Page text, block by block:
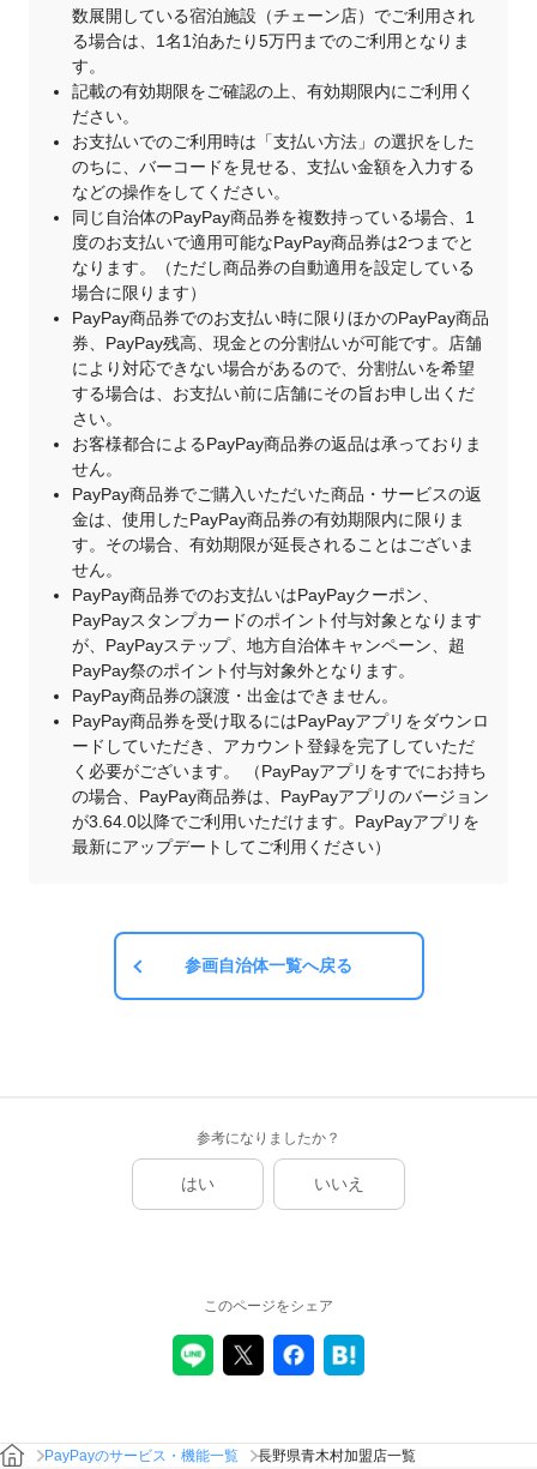
数展開している宿泊施設（チェーン店）でご利用され
る場合は、1名1泊あたり5万円までのご利用となりま
す。
記載の有効期限をご確認の上、有効期限内にご利用く
ださい。
お支払いでのご利用時は「支払い方法」の選択をした
のちに、バーコードを見せる、支払い金額を入力する
などの操作をしてください。
同じ自治体のPayPay商品券を複数持っている場合、1
度のお支払いで適用可能なPayPay商品券は2つまでと
なります。（ただし商品券の自動適用を設定している
場合に限ります）
PayPay商品券でのお支払い時に限りほかのPayPay商品
券、PayPay残高、現金との分割払いが可能です。店舗
により対応できない場合があるので、分割払いを希望
する場合は、お支払い前に店舗にその旨お申し出くだ
さい。
お客様都合によるPayPay商品券の返品は承っておりま
せん。
PayPay商品券でご購入いただいた商品・サービスの返
金は、使用したPayPay商品券の有効期限内に限りま
す。その場合、有効期限が延長されることはございま
せん。
PayPay商品券でのお支払いはPayPayクーポン、
PayPayスタンプカードのポイント付与対象となります
が、PayPayステップ、地方自治体キャンペーン、超
PayPay祭のポイント付与対象外となります。
PayPay商品券の譲渡・出金はできません。
PayPay商品券を受け取るにはPayPayアプリをダウンロ
ードしていただき、アカウント登録を完了していただ
く必要がございます。 （PayPayアプリをすでにお持ち
の場合、PayPay商品券は、PayPayアプリのバージョン
が3.64.0以降でご利用いただけます。PayPayアプリを
最新にアップデートしてご利用ください）
参画自治体一覧へ戻る
参考になりましたか？
はい いいえ
このページをシェア
PayPayのサービス・機能一覧 長野県青木村加盟店一覧